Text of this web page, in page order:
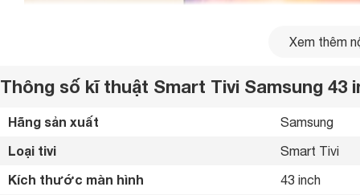
Xem thêm
Thông số kĩ thuật Smart Tivi Samsung 43
Hãng sản xuất Samsung
Loại tivi Smart Tivi
Kích thước màn hình 43 inch